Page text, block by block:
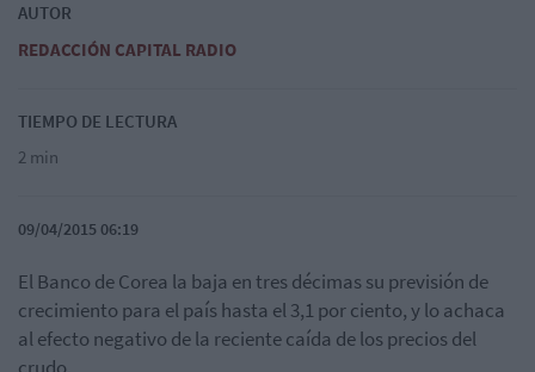
AUTOR
REDACCIÓN CAPITAL RADIO
TIEMPO DE LECTURA
2 min
09/04/2015 06:19
El Banco de Corea la baja en tres décimas su previsión de
crecimiento para el país hasta el 3,1 por ciento, y lo achaca
al efecto negativo de la reciente caída de los precios del